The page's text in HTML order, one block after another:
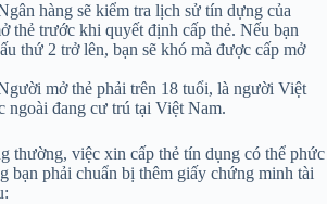
hàng sẽ kiểm tra lịch sử tín dựng của
thẻ trước khi quyết định cấp thẻ. Nếu bạn
thứ 2 trở lên, bạn sẽ khó mà được cấp mở
mở thẻ phải trên 18 tuổi, là người Việt
ngoài đang cư trú tại Việt Nam.
thường, việc xin cấp thẻ tín dụng có thể phức
bạn phải chuẩn bị thêm giấy chứng minh tài